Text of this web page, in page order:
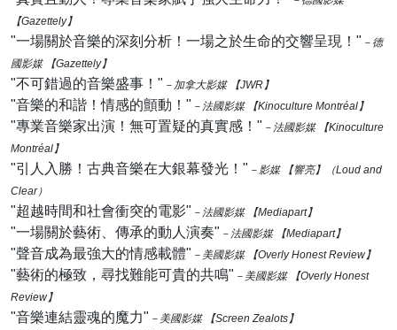
【Gazettely】
"一場關於音樂的深刻分析！一場之於生命的交響呈現！" －德
國影媒 【Gazettely】
"不可錯過的音樂盛事！" －加拿大影媒 【JWR】
"音樂的和諧！情感的顫動！" －法國影媒 【Kinoculture Montréal】
"專業音樂家出演！無可置疑的真實感！" －法國影媒 【Kinoculture
Montréal】
"引人入勝！古典音樂在大銀幕發光！" －影媒 【響亮】（Loud and
Clear）
"超越時間和社會衝突的電影" －法國影媒 【Mediapart】
"一場關於藝術、傳承的動人演奏" －法國影媒 【Mediapart】
"聲音成為最強大的情感載體" －美國影媒 【Overly Honest Review】
"藝術的極致，尋找難能可貴的共鳴" －美國影媒 【Overly Honest
Review】
"音樂連結靈魂的魔力" －美國影媒 【Screen Zealots】